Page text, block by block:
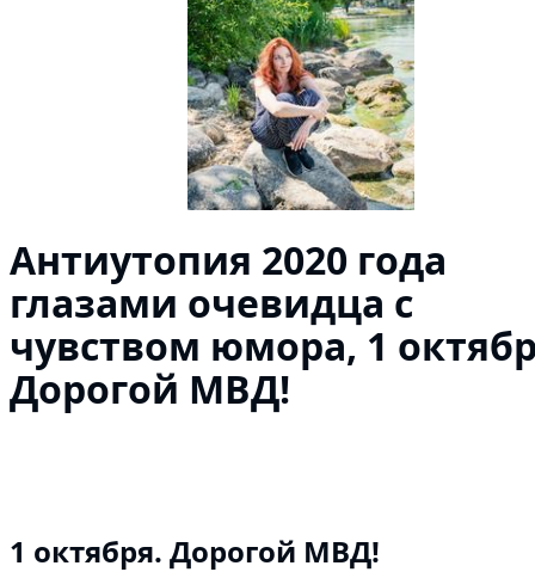
Антиутопия 2020 года
глазами очевидца с
чувством юмора, 1
Дорогой МВД!
1 октября. Дорогой МВД!